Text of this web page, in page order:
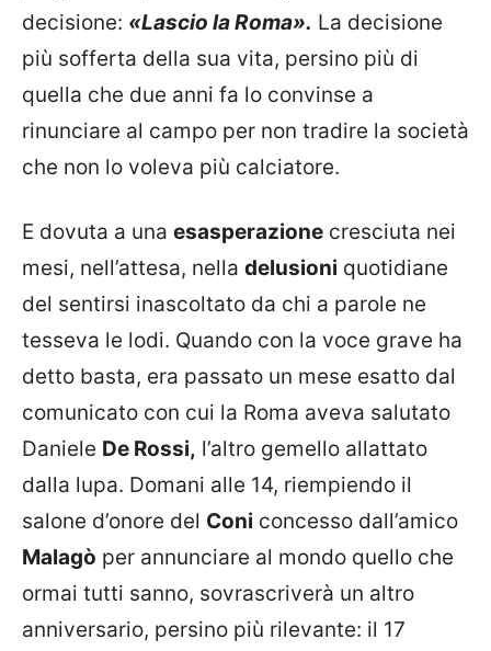
decisione: «Lascio la Roma». La decisione
più sofferta della sua vita, persino più di
quella che due anni fa lo convinse a
rinunciare al campo per non tradire la società
che non lo voleva più calciatore.
E dovuta a una esasperazione cresciuta nei
mesi, nell’attesa, nella delusioni quotidiane
del sentirsi inascoltato da chi a parole ne
tesseva le lodi. Quando con la voce grave ha
detto basta, era passato un mese esatto dal
comunicato con cui la Roma aveva salutato
Daniele De Rossi, l’altro gemello allattato
dalla lupa. Domani alle 14, riempiendo il
salone d’onore del Coni concesso dall’amico
Malagò per annunciare al mondo quello che
ormai tutti sanno, sovrascriverà un altro
anniversario, persino più rilevante: il 17